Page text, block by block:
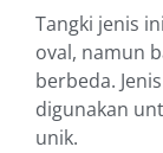
Tangki jenis
oval, namun
berbeda.
digunakan
unik.